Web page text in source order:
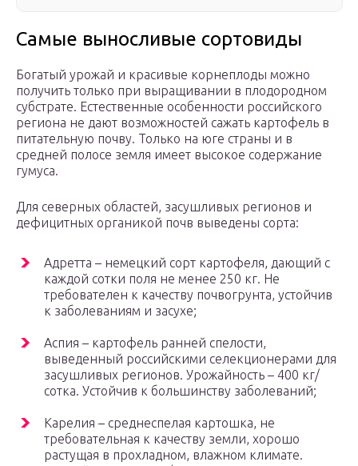
Самые выносливые сортовиды
Богатый урожай и красивые корнеплоды можно
получить только при выращивании в плодородном
субстрате. Естественные особенности российского
региона не дают возможностей сажать картофель в
питательную почву. Только на юге страны и в
средней полосе земля имеет высокое содержание
гумуса.
Для северных областей, засушливых регионов и
дефицитных органикой почв выведены сорта:
Адретта – немецкий сорт картофеля, дающий с
каждой сотки поля не менее 250 кг. Не
требователен к качеству почвогрунта, устойчив
к заболеваниям и засухе;
Аспия – картофель ранней спелости,
выведенный российскими селекционерами для
засушливых регионов. Урожайность – 400 кг/
сотка. Устойчив к большинству заболеваний;
Карелия – среднеспелая картошка, не
требовательная к качеству земли, хорошо
растущая в прохладном, влажном климате.